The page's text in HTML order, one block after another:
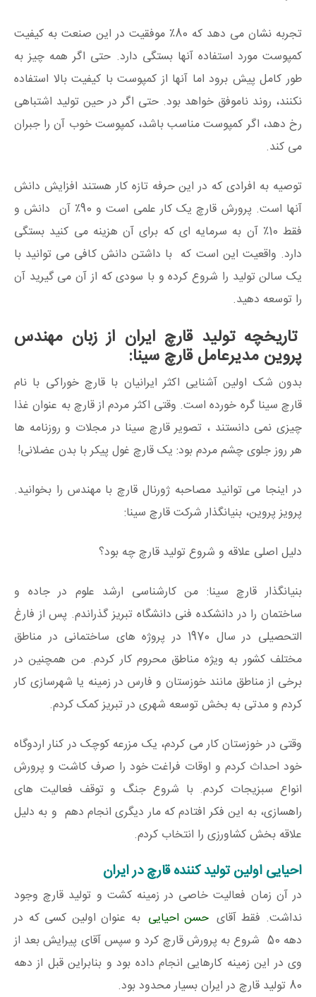
تجربه نشان می دهد که 80٪ موفقیت در این صنعت به کیفیت
کمپوست مورد استفاده آنها بستگی دارد. حتی اگر همه چیز به
طور کامل پیش برود اما آنها از کمپوست با کیفیت بالا استفاده
نکنند، روند ناموفق خواهد بود. حتی اگر در حین تولید اشتباهی
رخ دهد، اگر کمپوست مناسب باشد، کمپوست خوب آن را جبران
می کند.
توصیه به افرادی که در این حرفه تازه کار هستند افزایش دانش
آنها است. پرورش قارچ یک کار علمی است و 90٪ آن دانش و
فقط 10٪ آن به سرمایه ای که برای آن هزینه می کنید بستگی
دارد. واقعیت این است که با داشتن دانش کافی می توانید با
یک سالن تولید را شروع کرده و با سودی که از آن می گیرید آن
را توسعه دهید.
تاریخچه تولید قارچ ایران از زبان مهندس
پروین مدیرعامل قارچ سینا:
بدون شک اولین آشنایی اکثر ایرانیان با قارچ خوراکی با نام
قارچ سینا گره خورده است. وقتی اکثر مردم از قارچ به عنوان غذا
چیزی نمی دانستند ، تصویر قارچ سینا در مجلات و روزنامه ها
هر روز جلوی چشم مردم بود: یک قارچ غول پیکر با بدن عضلانی!
در اینجا می توانید مصاحبه ژورنال قارچ با مهندس را بخوانید.
پرویز پروین، بنیانگذار شرکت قارچ سینا:
دلیل اصلی علاقه و شروع تولید قارچ چه بود؟
بنیانگذار قارچ سینا: من کارشناسی ارشد علوم در جاده و
ساختمان را در دانشکده فنی دانشگاه تبریز گذراندم. پس از فارغ
التحصیلی در سال 1970 در پروژه های ساختمانی در مناطق
مختلف کشور به ویژه مناطق محروم کار کردم. من همچنین در
برخی از مناطق مانند خوزستان و فارس در زمینه یا شهرسازی کار
کردم و مدتی به بخش توسعه شهری در تبریز کمک کردم.
وقتی در خوزستان کار می کردم، یک مزرعه کوچک در کنار اردوگاه
خود احداث کردم و اوقات فراغت خود را صرف کاشت و پرورش
انواع سبزیجات کردم. با شروع جنگ و توقف فعالیت های
راهسازی، به این فکر افتادم که مار دیگری انجام دهم و به دلیل
علاقه بخش کشاورزی را انتخاب کردم.
احیایی اولین تولید کننده قارچ در ایران
در آن زمان فعالیت خاصی در زمینه کشت و تولید قارچ وجود
نداشت. فقط آقای حسن احیایی به عنوان اولین کسی که در
دهه 50 شروع به پرورش قارچ کرد و سپس آقای پیرایش بعد از
وی در این زمینه کارهایی انجام داده بود و بنابراین قبل از دهه
80 تولید قارچ در ایران بسیار محدود بود.